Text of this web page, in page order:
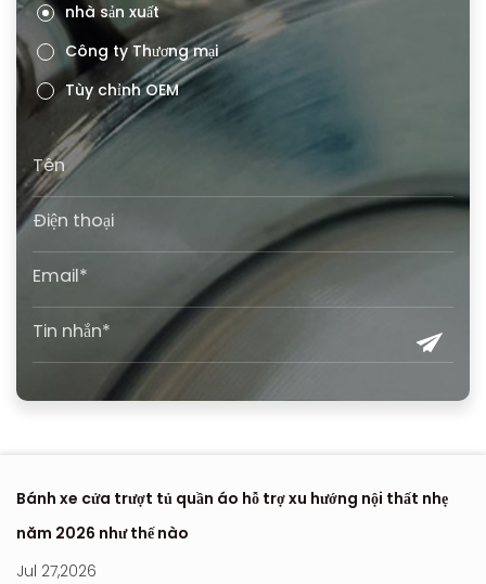
nhà sản xuất
Công ty Thương mại
Tùy chỉnh OEM
xe cửa trượt tủ quần áo hỗ trợ xu hướng nội thất nhẹ
2026 như thế nào
27,2026